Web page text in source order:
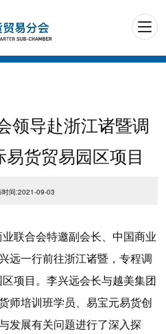
领导赴浙江诸暨调
货贸易园区项目
时间:2021-09-03
联合会特邀副会长、中国商业
远一行前往浙江诸暨，专程调
项目。李兴远会长与越美集团
师培训班学员、易宝元易货创
发展有关问题进行了深入探